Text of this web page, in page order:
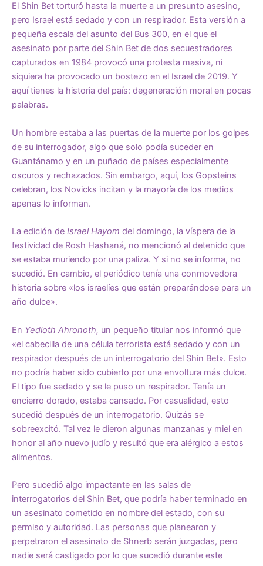
El Shin Bet torturó hasta la muerte a un presunto asesino,
pero Israel está sedado y con un respirador. Esta versión a
pequeña escala del asunto del Bus 300, en el que el
asesinato por parte del Shin Bet de dos secuestradores
capturados en 1984 provocó una protesta masiva, ni
siquiera ha provocado un bostezo en el Israel de 2019. Y
aquí tienes la historia del país: degeneración moral en pocas
palabras.
Un hombre estaba a las puertas de la muerte por los golpes
de su interrogador, algo que solo podía suceder en
Guantánamo y en un puñado de países especialmente
oscuros y rechazados. Sin embargo, aquí, los Gopsteins
celebran, los Novicks incitan y la mayoría de los medios
apenas lo informan.
La edición de Israel Hayom del domingo, la víspera de la
festividad de Rosh Hashaná, no mencionó al detenido que
se estaba muriendo por una paliza. Y si no se informa, no
sucedió. En cambio, el periódico tenía una conmovedora
historia sobre «los israelíes que están preparándose para un
año dulce».
En Yedioth Ahronoth, un pequeño titular nos informó que
«el cabecilla de una célula terrorista está sedado y con un
respirador después de un interrogatorio del Shin Bet». Esto
no podría haber sido cubierto por una envoltura más dulce.
El tipo fue sedado y se le puso un respirador. Tenía un
encierro dorado, estaba cansado. Por casualidad, esto
sucedió después de un interrogatorio. Quizás se
sobreexcitó. Tal vez le dieron algunas manzanas y miel en
honor al año nuevo judío y resultó que era alérgico a estos
alimentos.
Pero sucedió algo impactante en las salas de
interrogatorios del Shin Bet, que podría haber terminado en
un asesinato cometido en nombre del estado, con su
permiso y autoridad. Las personas que planearon y
perpetraron el asesinato de Shnerb serán juzgadas, pero
nadie será castigado por lo que sucedió durante este